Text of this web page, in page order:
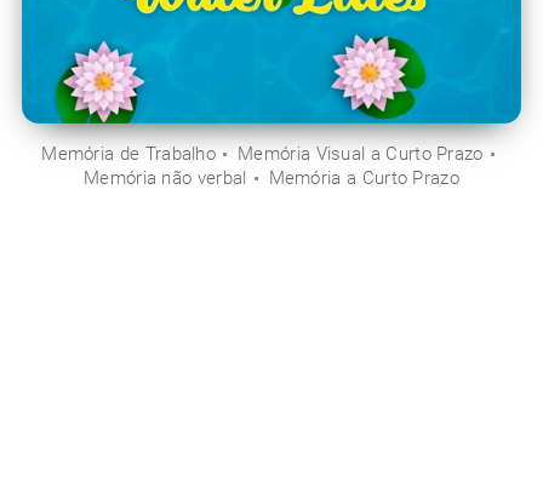
Memória de Trabalho
Memória Visual a Curto Prazo
Memória não verbal
Memória a Curto Prazo